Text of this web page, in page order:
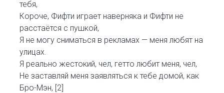
тебя,
Короче, Фифти играет наверняка и Фифти не
расстаётся с пушкой,
Я не могу сниматься в рекламах — меня любят на
улицах.
Я реально жестокий, чел, гетто любит меня, чел,
Не заставляй меня заявляться к тебе домой, как
Бро-Мэн, [2]